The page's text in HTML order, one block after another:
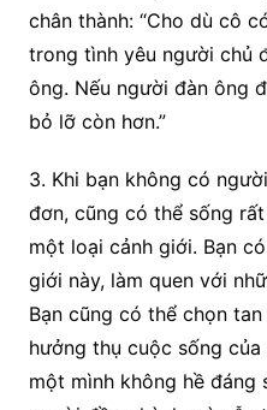
chân thành: “Cho dù cô
trong tình yêu người chủ
ông. Nếu người đàn ông
bỏ lỡ còn hơn.”
3. Khi bạn không có
đơn, cũng có thể sống
một loại cảnh giới. Bạn
giới này, làm quen với
Bạn cũng có thể chọn
hưởng thụ cuộc sống
một mình không hề đáng